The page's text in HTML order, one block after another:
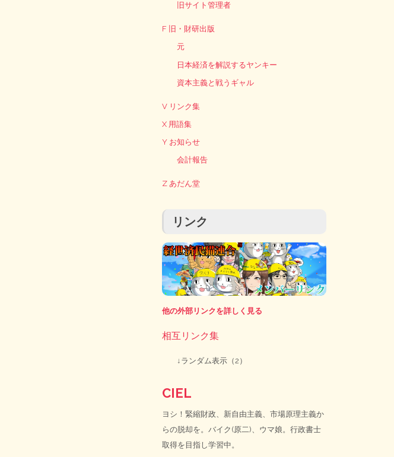
旧サイト管理者
F 旧・財研出版
元
日本経済を解説するヤンキー
資本主義と戦うギャル
V リンク集
X 用語集
Y お知らせ
会計報告
Z あだん堂
リンク
他の外部リンクを詳しく見る
相互リンク集
↓ランダム表示（2）
CIEL
ヨシ！緊縮財政、新自由主義、市場原理主義か
らの脱却を。バイク(原二)、ウマ娘。行政書士
取得を目指し学習中。